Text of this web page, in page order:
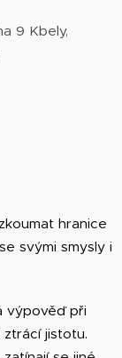
9 Kbely,
hranice
svými smysly i
výpověď při
jistotu.